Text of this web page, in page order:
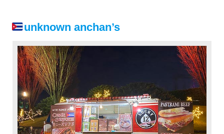
unknown anchan’s